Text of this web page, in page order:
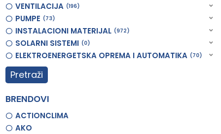
VENTILACIJA 196
PUMPE 73
INSTALACIONI MATERIJAL 972
SOLARNI SISTEMI 0
ELEKTROENERGETSKA OPREMA I AUTOMATIKA 70
Pretraži
BRENDOVI
ACTIONCLIMA
AKO